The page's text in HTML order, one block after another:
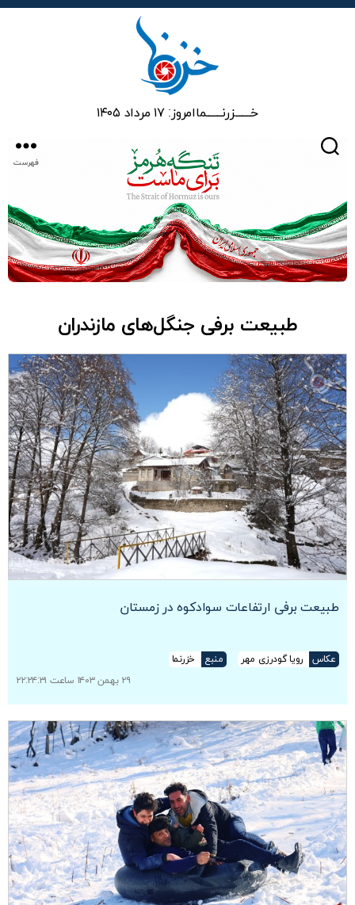
خـــــــزرنـــــــماامروز: ۱۷ مرداد ۱۴۰۵
فهرست
طبیعت برفی جنگل‌های مازندران
طبیعت برفی ارتفاعات سوادکوه در زمستان
عکاس رویا گودرزی مهر منبع
خزرنما
۲۹ بهمن ۱۴۰۳ ساعت ۲۲:۲۴:۳۱